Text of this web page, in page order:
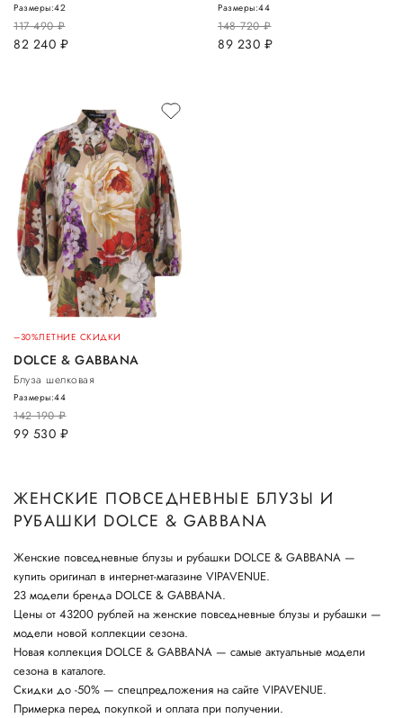
117 490руб.
82 240 руб.
Размеры:42
148 720руб.
89 230 руб.
Размеры:44
–30%ЛЕТНИЕ СКИДКИ
DOLCE & GABBANA
Блуза шелковая
142 190руб.
99 530 руб.
Размеры:44
ЖЕНСКИЕ ПОВСЕДНЕВНЫЕ БЛУЗЫ И
РУБАШКИ DOLCE & GABBANA
Женские повседневные блузы и рубашки DOLCE & GABBANA —
купить оригинал в интернет-магазине VIPAVENUE.
23 модели бренда DOLCE & GABBANA.
Цены от 43200 рублей на женские повседневные блузы и рубашки —
модели новой коллекции сезона.
Новая коллекция DOLCE & GABBANA — самые актуальные модели
сезона в каталоге.
Скидки до -50% — спецпредложения на сайте VIPAVENUE.
Примерка перед покупкой и оплата при получении.